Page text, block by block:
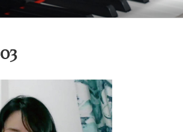
ド
グしながら奏法を学び、美しい音と自然で優れた